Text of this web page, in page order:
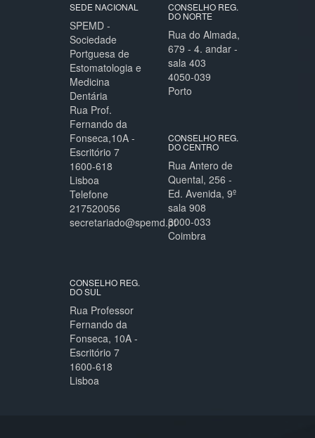
SEDE NACIONAL
SPEMD -
Sociedade
Portguesa de
Estomatologia e
Medicina
Dentária
Rua Prof.
Fernando da
Fonseca,10A -
Escritório 7
1600-618
Lisboa
Telefone
217520056
secretariado@spemd.pt
CONSELHO REG.
DO NORTE
Rua do Almada,
679 - 4. andar -
sala 403
4050-039
Porto
CONSELHO REG.
DO CENTRO
Rua Antero de
Quental, 256 -
Ed. Avenida, 9º
sala 908
3000-033
Coimbra
CONSELHO REG.
DO SUL
Rua Professor
Fernando da
Fonseca, 10A -
Escritório 7
1600-618
Lisboa